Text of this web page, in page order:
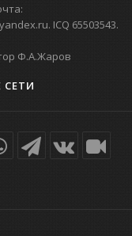
ICQ 65503543.
Ф.А.Жаров